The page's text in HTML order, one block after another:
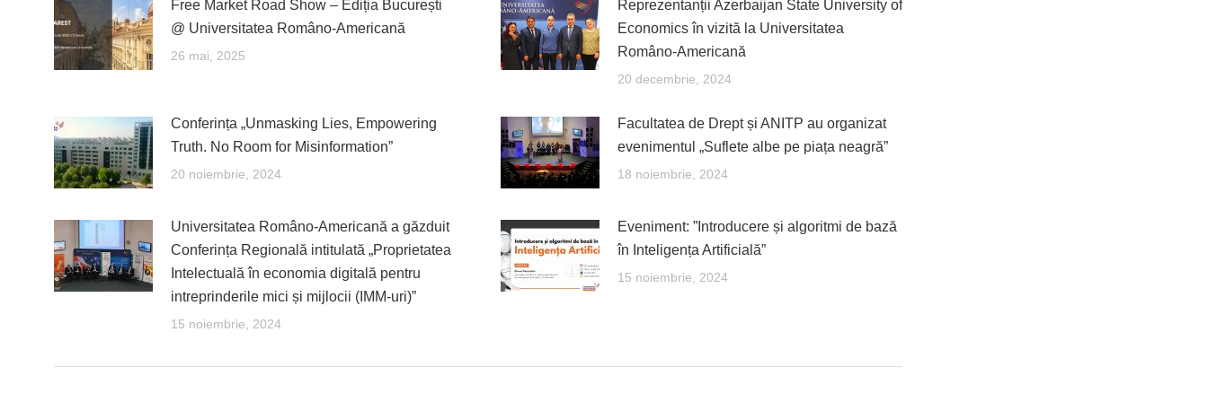
Free Market Road Show – Ediția București
@ Universitatea Româno-Americană
26 mai, 2025
Reprezentanții Azerbaijan State University of
Economics în vizită la Universitatea
Româno-Americană
20 decembrie, 2024
Conferința „Unmasking Lies, Empowering
Truth. No Room for Misinformation”
20 noiembrie, 2024
Facultatea de Drept și ANITP au organizat
evenimentul „Suflete albe pe piața neagră”
18 noiembrie, 2024
Universitatea Româno-Americană a găzduit
Conferința Regională intitulată „Proprietatea
Intelectuală în economia digitală pentru
intreprinderile mici și mijlocii (IMM-uri)”
15 noiembrie, 2024
Eveniment: ”Introducere și algoritmi de bază
în Inteligența Artificială”
15 noiembrie, 2024